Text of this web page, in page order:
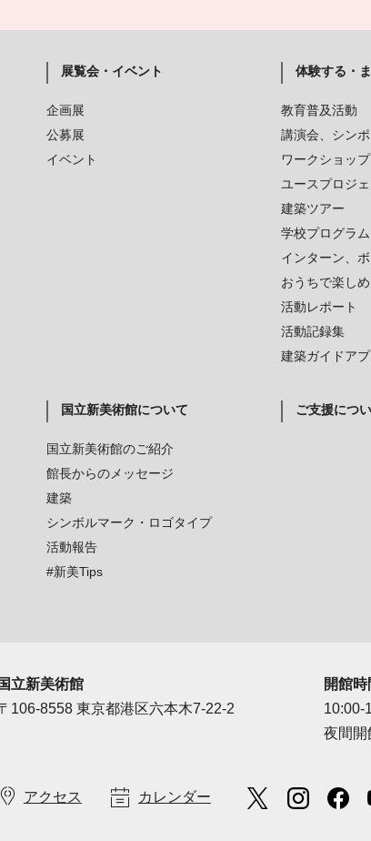
展覧会・イベント
企画展
公募展
イベント
体験する・
教育普及活動
講演会、シン
ワークショップ
ユースプロジェ
建築ツアー
学校プログラム
インターン、
おうちで楽し
活動レポート
活動記録集
建築ガイドア
国立新美術館について
国立新美術館のご紹介
館長からのメッセージ
建築
シンボルマーク・ロゴタイプ
活動報告
#新美Tips
ご支援につ
国立新美術館
106-8558 東京都港区六本木7-22-2
開館時
10:00-
夜間開
アクセス カレンダー